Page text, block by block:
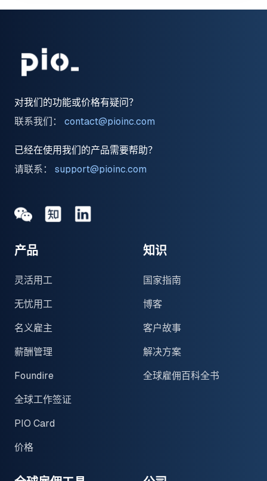
对我们的功能或价格有疑问？
联系我们：
contact@pioinc.com
已经在使用我们的产品需要帮助？
请联系：
support@pioinc.com
MediumMedium领英
产品
灵活用工
无忧用工
名义雇主
薪酬管理
Foundire
全球工作签证
PIO Card
价格
知识
国家指南
博客
客户故事
解决方案
全球雇佣百科全书